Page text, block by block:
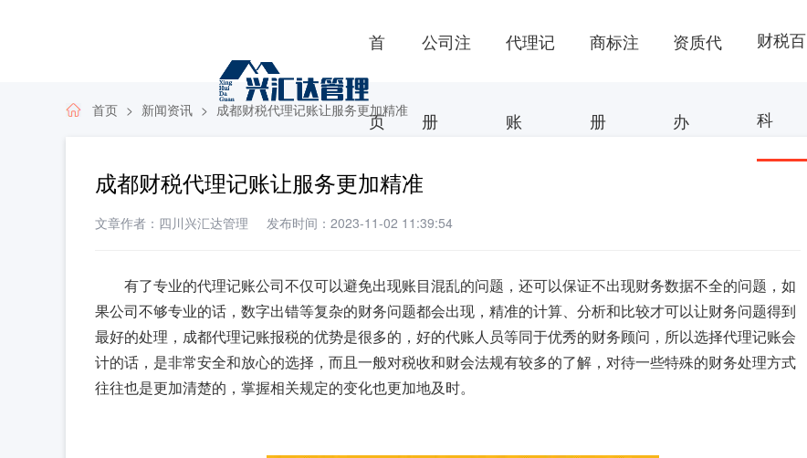
首
页
公司注
册
代理记
账
商标注
册
资质代
办
财税百
科
首页 新闻资讯 成都财税代理记账让服务更加精准
成都财税代理记账让服务更加精准
文章作者：四川兴汇达管理 发布时间：2023-11-02 11:39:54
有了专业的代理记账公司不仅可以避免出现账目混乱的问题，还可以保证不出现财务数据不全的问题，如
果公司不够专业的话，数字出错等复杂的财务问题都会出现，精准的计算、分析和比较才可以让财务问题得到
最好的处理，成都代理记账报税的优势是很多的，好的代账人员等同于优秀的财务顾问，所以选择代理记账会
计的话，是非常安全和放心的选择，而且一般对税收和财会法规有较多的了解，对待一些特殊的财务处理方式
往往也是更加清楚的，掌握相关规定的变化也更加地及时。